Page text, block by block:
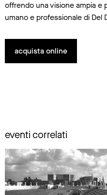
offrendo una visione ampia e
umano e professionale di Del
acquista online
eventi correlati